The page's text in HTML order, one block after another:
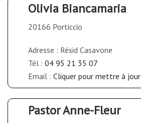
Olivia Biancamaria
20166 Porticcio
Adresse : Résid Casavone
Tél : 04 95 21 35 07
Email : Cliquer pour mettre à jour
Pastor Anne-Fleur